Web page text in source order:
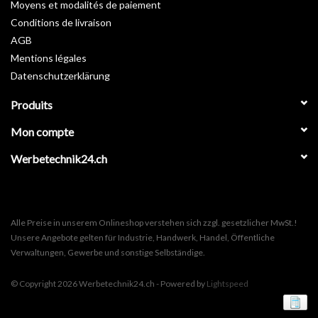
Moyens et modalités de paiement
Conditions de livraison
AGB
Mentions légales
Datenschutzerklärung
Produits
Mon compte
Werbetechnik24.ch
Alle Preise in unserem Onlineshop verstehen sich zzgl. gesetzlicher MwSt.!
Unsere Angebote gelten für Industrie, Handwerk, Handel, Öffentliche
Verwaltungen, Gewerbe und sonstige Selbständige.
© Copyright 2026 Werbetechnik24.ch - Powered by Lightspeed